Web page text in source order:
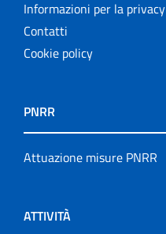
Informazioni per la privacy
Contatti
Cookie policy
PNRR
Attuazione misure PNRR
ATTIVITÀ